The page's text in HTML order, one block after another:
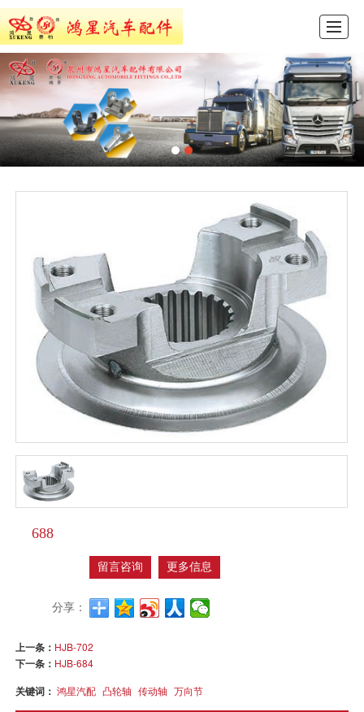
首页 产品展示 新闻动态 图库展示 留言反馈 联系我们 ENGLISH
688
留言咨询 更多信息
分享：
上一条： HJB-702
下一条： HJB-684
关键词：鸿星汽配 凸轮轴 传动轴 万向节